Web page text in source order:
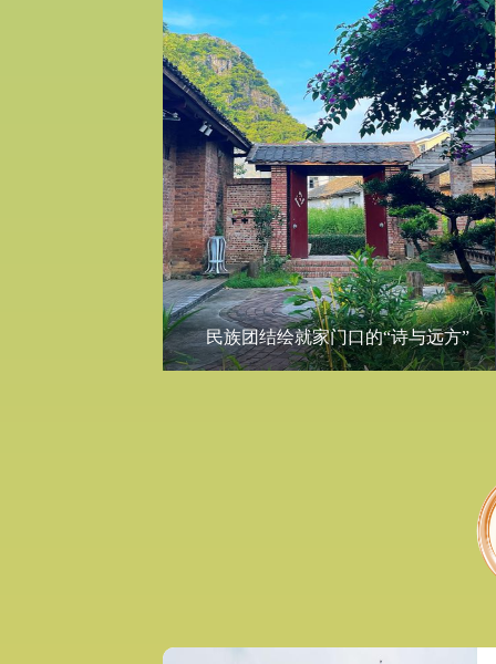
民族团结绘就家门口的“诗与远方”